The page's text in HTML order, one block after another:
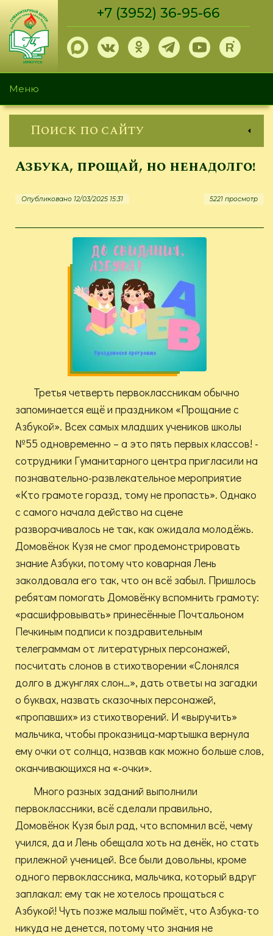
Перейти
основному
содержанию
+7 (3952) 36-95-66
Меню
Поиск по сайту
Азбука, прощай, но ненадолго!
Опубликовано 12/03/2025 15:31 5221 просмотр
Третья четверть первоклассникам обычно
запоминается ещё и праздником «Прощание с
Азбукой». Всех самых младших учеников школы
№55 одновременно – а это пять первых классов! -
сотрудники Гуманитарного центра пригласили на
познавательно-развлекательное мероприятие
«Кто грамоте горазд, тому не пропасть». Однако
с самого начала действо на сцене
разворачивалось не так, как ожидала молодёжь.
Домовёнок Кузя не смог продемонстрировать
знание Азбуки, потому что коварная Лень
заколдовала его так, что он всё забыл. Пришлось
ребятам помогать Домовёнку вспомнить грамоту:
«расшифровывать» принесённые Почтальоном
Печкиным подписи к поздравительным
телеграммам от литературных персонажей,
посчитать слонов в стихотворении «Слонялся
долго в джунглях слон…», дать ответы на загадки
о буквах, назвать сказочных персонажей,
«пропавших» из стихотворений. И «выручить»
мальчика, чтобы проказница-мартышка вернула
ему очки от солнца, назвав как можно больше слов,
оканчивающихся на «-очки».
Много разных заданий выполнили
первоклассники, всё сделали правильно,
Домовёнок Кузя был рад, что вспомнил всё, чему
учился, да и Лень обещала хоть на денёк, но стать
прилежной ученицей. Все были довольны, кроме
одного первоклассника, мальчика, который вдруг
заплакал: ему так не хотелось прощаться с
Азбукой! Чуть позже малыш поймёт, что Азбука-то
никуда не денется, потому что знания не